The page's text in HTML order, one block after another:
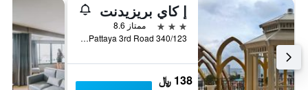
إ كاي بريزيدنت
3 نجوم
ممتاز 8.6
340/123 Moo 9, Pattaya 3rd Road, باتايا, تايلاند
138 ﷼